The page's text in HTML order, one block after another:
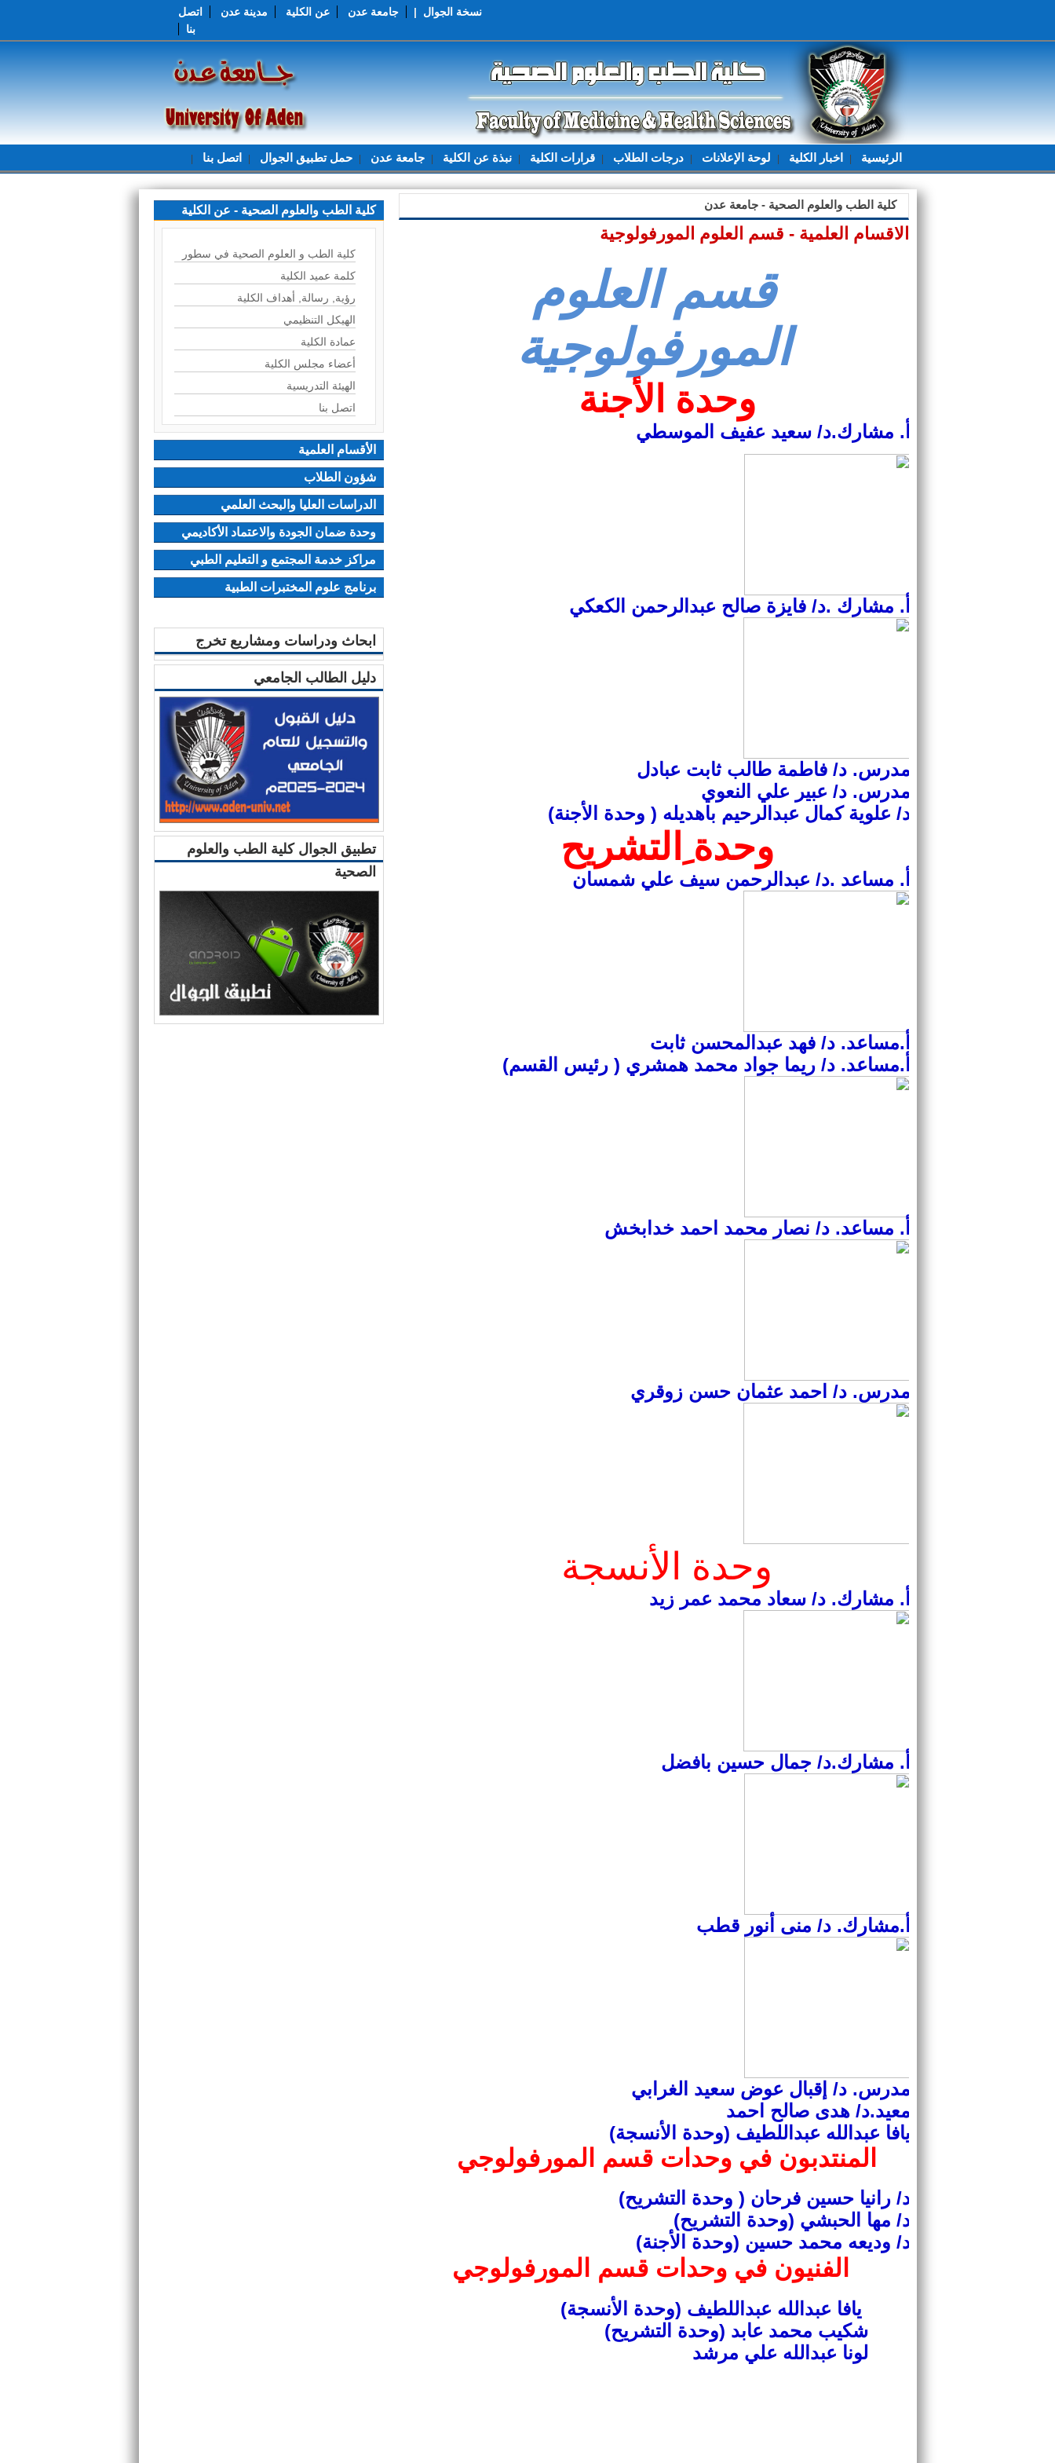
نسخة الجوال | جامعة عدن عن الكلية مدينة عدن
اتصل
بنا
الرئيسية اخبار الكلية لوحة الإعلانات درجات الطلاب قرارات الكلية نبذة عن الكلية جامعة عدن حمل تطبيق الجوال اتصل بنا
كلية الطب والعلوم الصحية - عن الكلية
كلية الطب و العلوم الصحية في سطور
كلمة عميد الكلية
رؤية, رسالة, أهداف الكلية
الهيكل التنظيمي
عمادة الكلية
أعضاء مجلس الكلية
الهيئة التدريسية
اتصل بنا
الأقسام العلمية
شؤون الطلاب
الدراسات العليا والبحث العلمي
وحدة ضمان الجودة والاعتماد الأكاديمي
مراكز خدمة المجتمع و التعليم الطبي
برنامج علوم المختبرات الطبية
ابحاث ودراسات ومشاريع تخرج
دليل الطالب الجامعي
تطبيق الجوال كلية الطب والعلوم
الصحية
كلية الطب والعلوم الصحية - جامعة عدن
الاقسام العلمية - قسم العلوم المورفولوجية
قسم العلوم
المورفولوجية
وحدة الأجنة
أ. مشارك.د/ سعيد عفيف الموسطي
أ. مشارك .د/ فايزة صالح عبدالرحمن الكعكي
مدرس. د/ فاطمة طالب ثابت عبادل
مدرس. د/ عبير علي النعوي
د/ علوية كمال عبدالرحيم باهديله ( وحدة الأجنة)
وحدة ِالتشريح
أ. مساعد .د/ عبدالرحمن سيف علي شمسان
أ.مساعد. د/ فهد عبدالمحسن ثابت
أ.مساعد. د/ ريما جواد محمد همشري ( رئيس القسم)
أ. مساعد. د/ نصار محمد احمد خدابخش
مدرس. د/ احمد عثمان حسن زوقري
وحدة الأنسجة
أ. مشارك. د/ سعاد محمد عمر زيد
أ. مشارك.د/ جمال حسين بافضل
أ.مشارك. د/ منى أنور قطب
مدرس. د/ إقبال عوض سعيد الغرابي
معيد.د/ هدى صالح احمد
يافا عبدالله عبداللطيف (وحدة الأنسجة)
المنتدبون في وحدات قسم المورفولوجي
د/ رانيا حسين فرحان ( وحدة التشريح)
د/ مها الحبشي (وحدة التشريح)
د/ وديعه محمد حسين (وحدة الأجنة)
الفنيون في وحدات قسم المورفولوجي
يافا عبدالله عبداللطيف (وحدة الأنسجة)
شكيب محمد عابد (وحدة التشريح)
لونا عبدالله علي مرشد